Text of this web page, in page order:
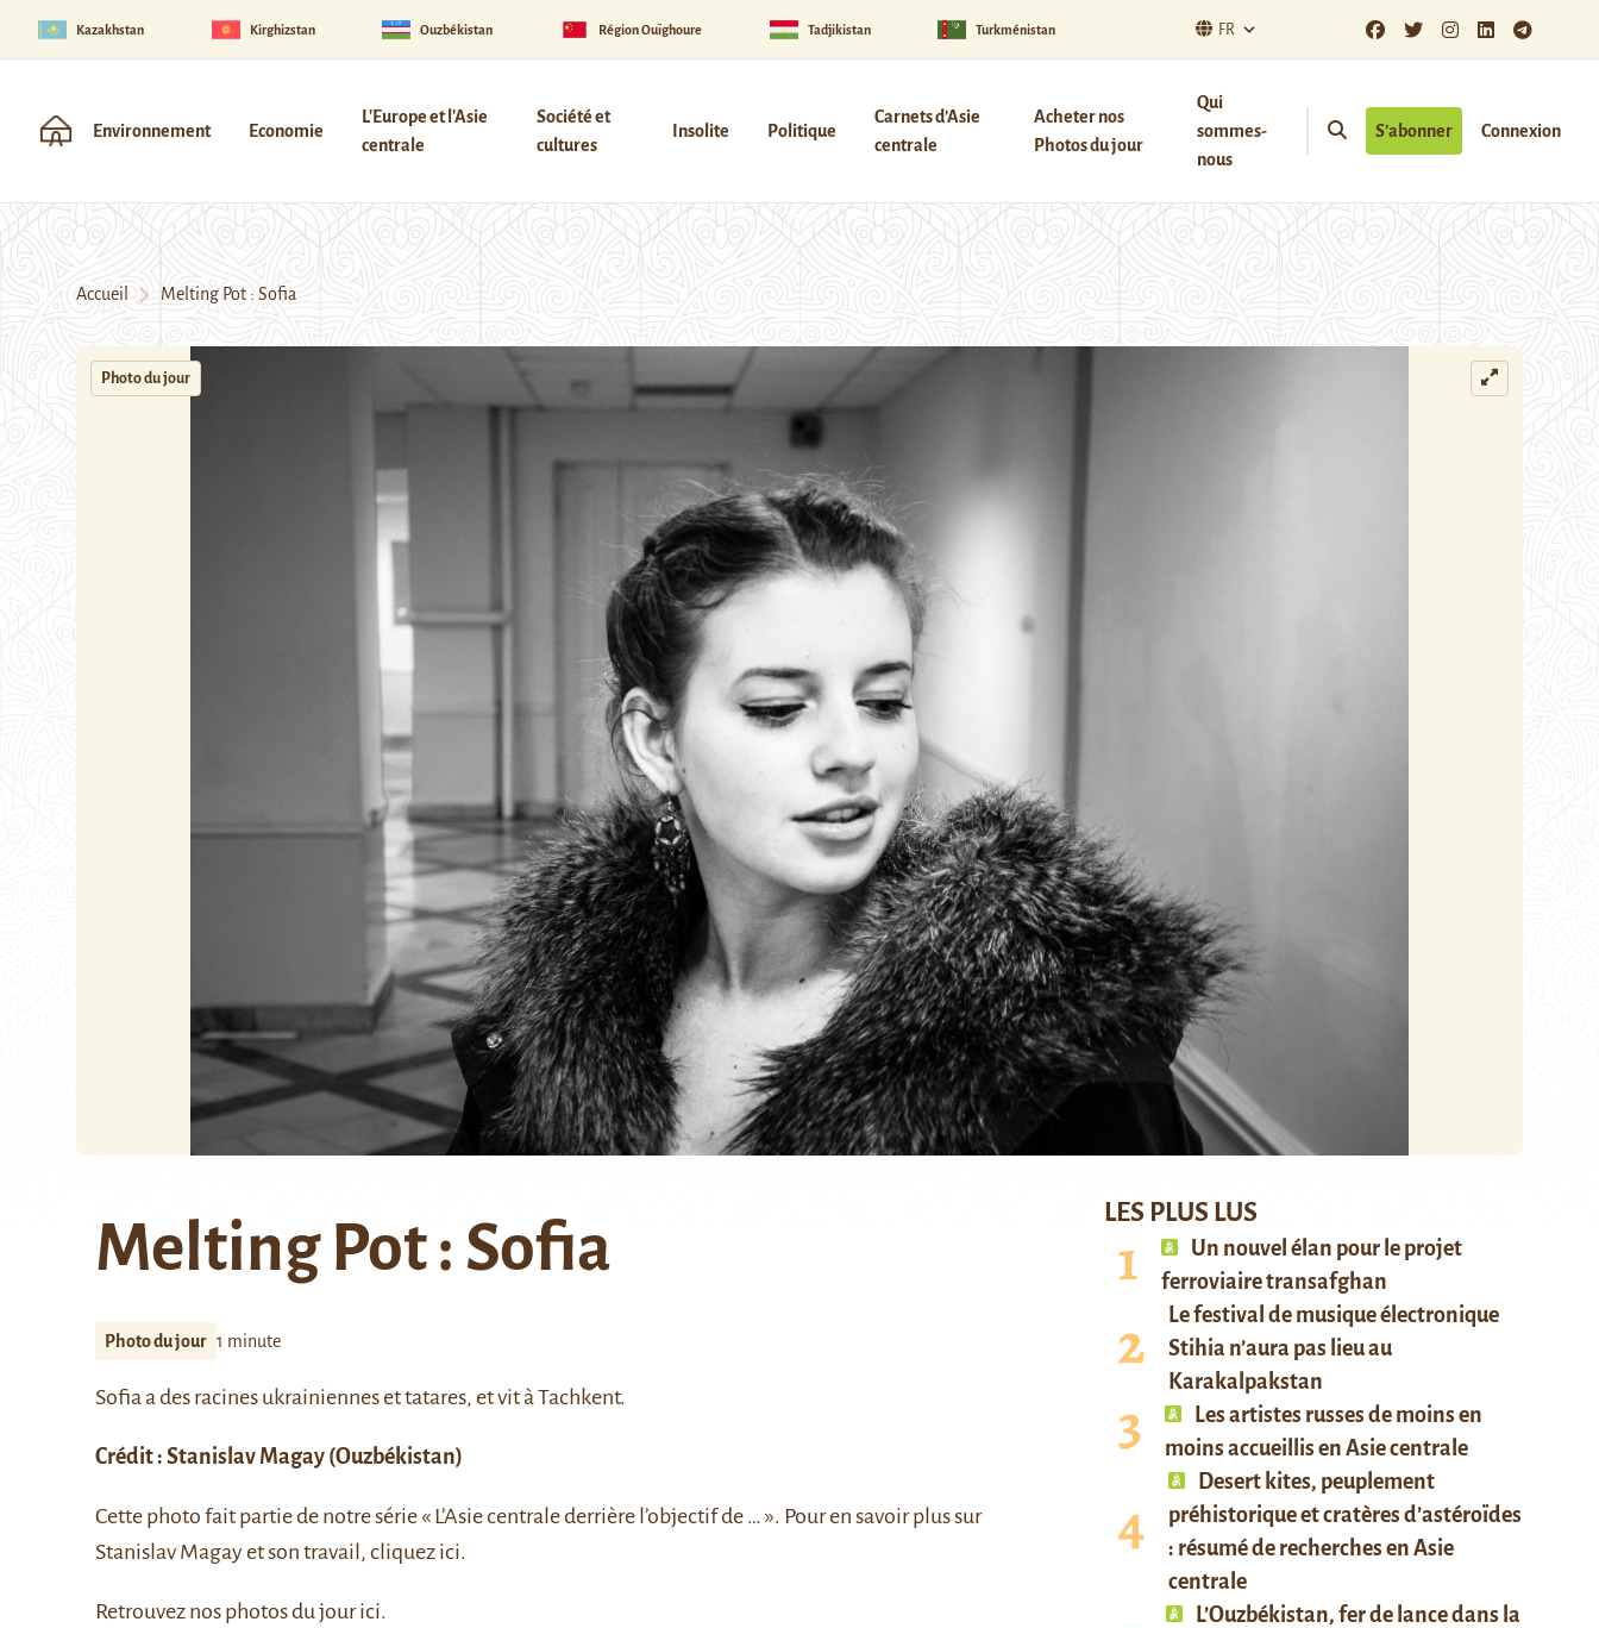
Kazakhstan Kirghizstan Ouzbékistan Région Ouïghoure Tadjikistan Turkménistan FR
Environnement Economie
L'Europe et l'Asie
centrale
Société et
cultures
Insolite Politique
Carnets d’Asie
centrale
Acheter nos
Photos du jour
Qui
sommes-
nous
S’abonner Connexion
Accueil Melting Pot : Sofia
Photo du jour
Melting Pot : Sofia
Photo du jour 1 minute
Sofia a des racines ukrainiennes et tatares, et vit à Tachkent.
Crédit : Stanislav Magay (Ouzbékistan)
Cette photo fait partie de notre série « L’Asie centrale derrière l’objectif de … ». Pour en savoir plus sur
Stanislav Magay et son travail, cliquez ici.
Retrouvez nos photos du jourici.
LES PLUS LUS
Un nouvel élan pour le projet
ferroviaire transafghan
Le festival de musique électronique
Stihia n’aura pas lieu au
Karakalpakstan
Les artistes russes de moins en
moins accueillis en Asie centrale
Desert kites, peuplement
préhistorique et cratères d’astéroïdes
: résumé de recherches en Asie
centrale
L’Ouzbékistan, fer de lance dans la